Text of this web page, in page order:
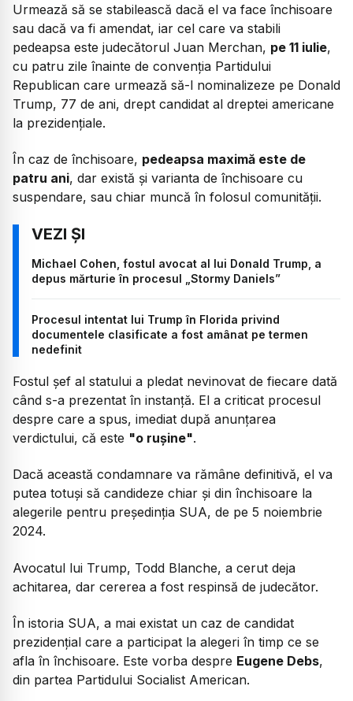
Urmează să se stabilească dacă el va face închisoare
sau dacă va fi amendat, iar cel care va stabili
pedeapsa este judecătorul Juan Merchan, pe 11 iulie,
cu patru zile înainte de convenţia Partidului
Republican care urmează să-l nominalizeze pe Donald
Trump, 77 de ani, drept candidat al dreptei americane
la prezidenţiale.
În caz de închisoare, pedeapsa maximă este de
patru ani, dar există și varianta de închisoare cu
suspendare, sau chiar muncă în folosul comunităţii.
Michael Cohen, fostul avocat al lui Donald Trump, a
depus mărturie în procesul „Stormy Daniels”
Procesul intentat lui Trump în Florida privind
documentele clasificate a fost amânat pe termen
nedefinit
Fostul șef al statului a pledat nevinovat de fiecare dată
când s-a prezentat în instanță. El a criticat procesul
despre care a spus, imediat după anunțarea
verdictului, că este "o rușine".
Dacă această condamnare va rămâne definitivă, el va
putea totuși să candideze chiar și din închisoare la
alegerile pentru președinția SUA, de pe 5 noiembrie
2024.
Avocatul lui Trump, Todd Blanche, a cerut deja
achitarea, dar cererea a fost respinsă de judecător.
În istoria SUA, a mai existat un caz de candidat
prezidențial care a participat la alegeri în timp ce se
afla în închisoare. Este vorba despre Eugene Debs,
din partea Partidului Socialist American.